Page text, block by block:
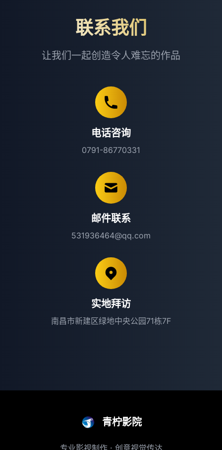
联系我们
让我们一起创造令人难忘的作品
电话咨询
0791-86770331
邮件联系
531936464@qq.com
实地拜访
南昌市新建区绿地中央公园71栋7F
青柠影院
专业影视制作 · 创意视觉传达